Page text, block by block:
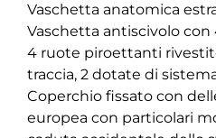
Vaschetta anatomica
Vaschetta antiscivolo con
4 ruote piroettanti
traccia, 2 dotate di
Coperchio fissato con
europea con particolari